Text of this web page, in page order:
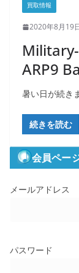
買取情報
2020年8月19
ARP9
暑い日が続き
続きを読む
会員ペー
メールアドレス
パスワード